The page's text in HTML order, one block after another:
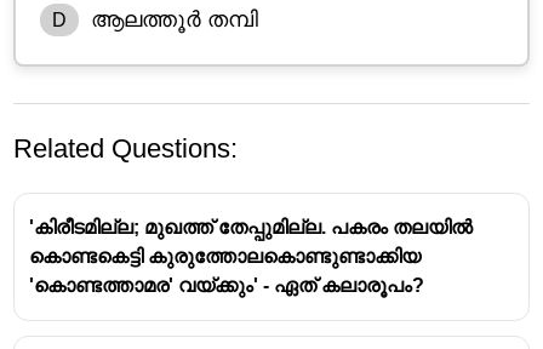
D ആലത്തൂർ തമ്പി
Related Questions:
'കിരീടമില്ല; മുഖത്ത് തേപ്പുമില്ല. പകരം തലയിൽ
കൊണ്ടകെട്ടി കുരുത്തോലകൊണ്ടുണ്ടാക്കിയ
'കൊണ്ടത്താമര' വയ്ക്കും' - ഏത് കലാരൂപം?